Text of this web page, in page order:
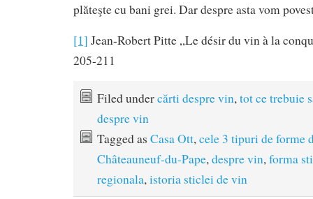
plăteşte cu bani grei. Dar despre asta vom
[1] Jean-Robert Pitte „Le désir du vin à la
205-211
Filed undercărti despre vin, tot ce trebuie
despre vin
Tagged as Casa Ott, cele 3 tipuri de forme
Châteauneuf-du-Pape, despre vin, forma
regionala, istoria sticlei de vin